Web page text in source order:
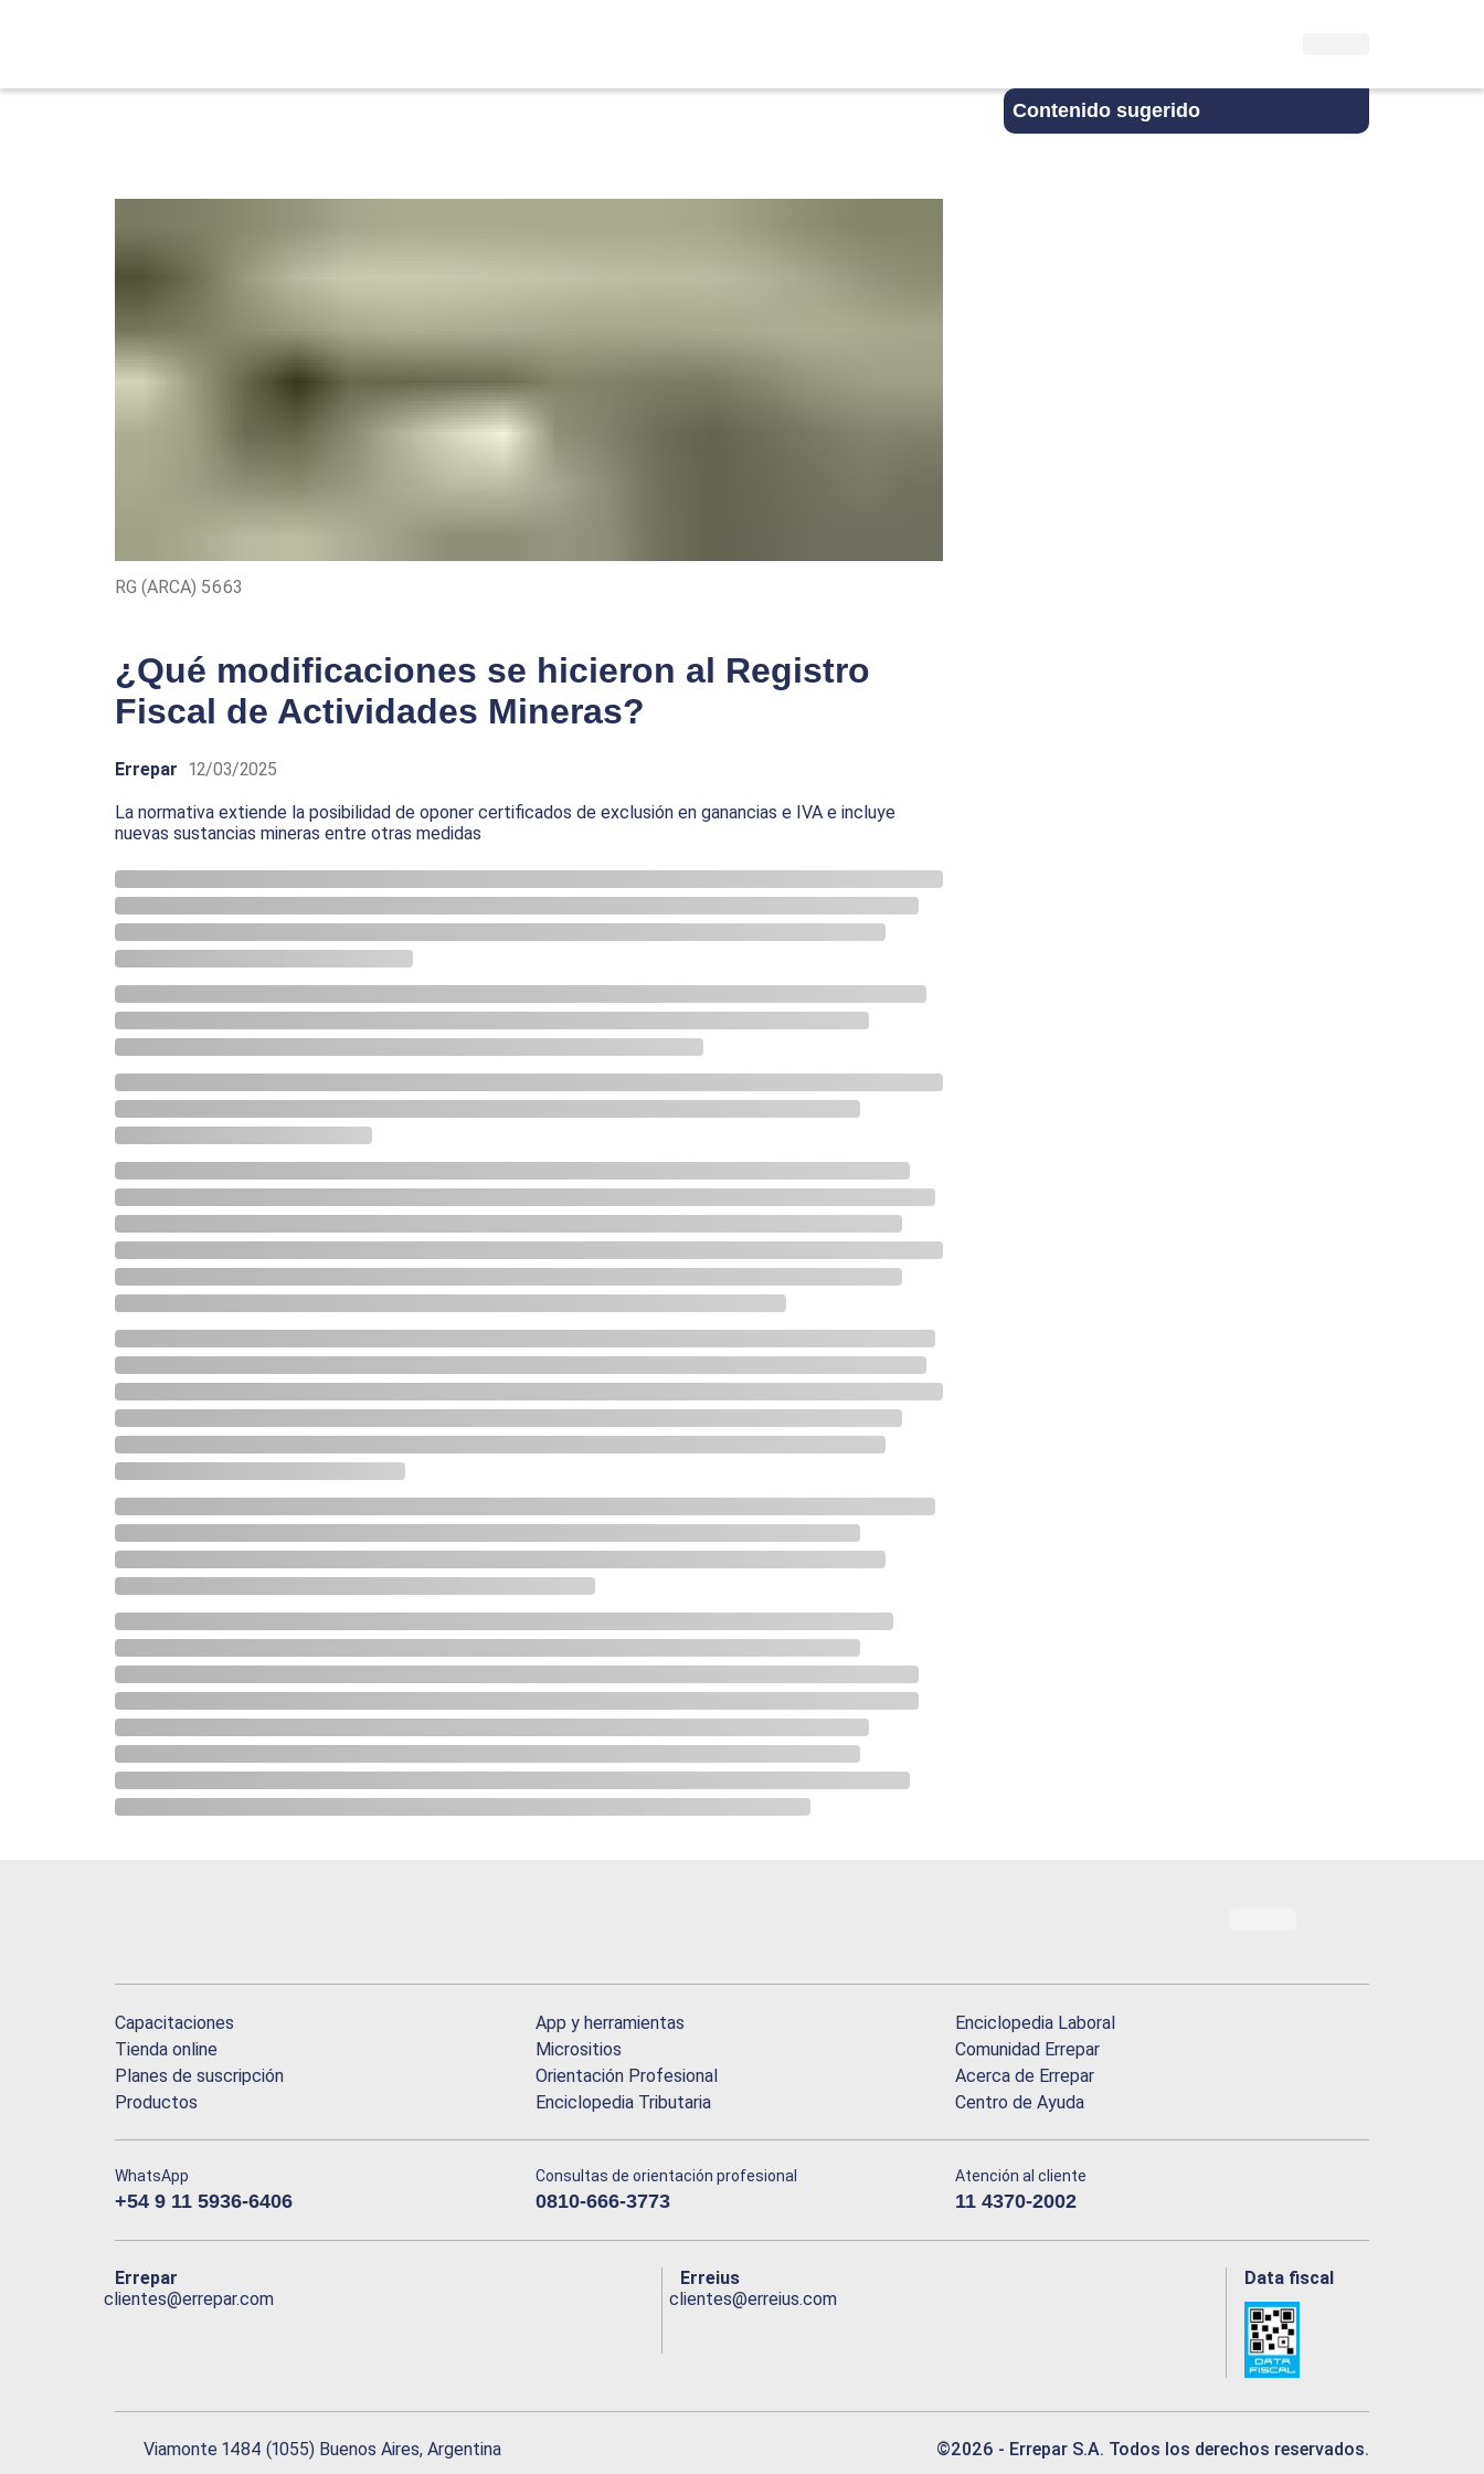
Contenido sugerido
RG (ARCA) 5663
¿Qué modificaciones se hicieron al Registro
Fiscal de Actividades Mineras?
Errepar 12/03/2025
La normativa extiende la posibilidad de oponer certificados de exclusión en ganancias e IVA e incluye
nuevas sustancias mineras entre otras medidas
Capacitaciones
Tienda online
Planes de suscripción
Productos
App y herramientas
Micrositios
Orientación Profesional
Enciclopedia Tributaria
Enciclopedia Laboral
Comunidad Errepar
Acerca de Errepar
Centro de Ayuda
WhatsApp
+54 9 11 5936-6406
Consultas de orientación profesional
0810-666-3773
Atención al cliente
11 4370-2002
Errepar
clientes@errepar.com
Erreius
clientes@erreius.com
Data fiscal
Viamonte 1484 (1055) Buenos Aires, Argentina ©2026 - Errepar S.A. Todos los derechos reservados.